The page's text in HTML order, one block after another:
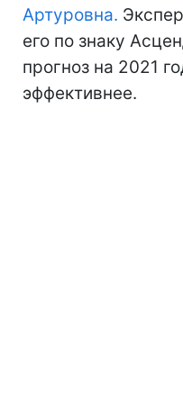
Артуровна.
его по знаку
прогноз на 2021
эффективнее.